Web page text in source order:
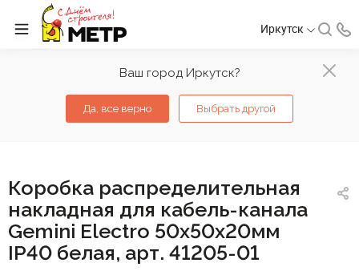
Ваш город Иркутск?
Да, все верно Выбрать другой
Иркутск
Коробка распределительная
накладная для кабель-канала
Gemini Electro 50х50х20мм
IP40 белая, арт. 41205-01